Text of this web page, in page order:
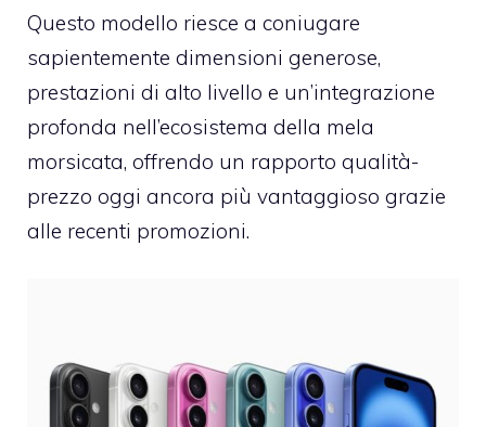
Questo modello riesce a coniugare
sapientemente dimensioni generose,
prestazioni di alto livello e un’integrazione
profonda nell’ecosistema della mela
morsicata, offrendo un rapporto qualità-
prezzo oggi ancora più vantaggioso grazie
alle recenti promozioni.